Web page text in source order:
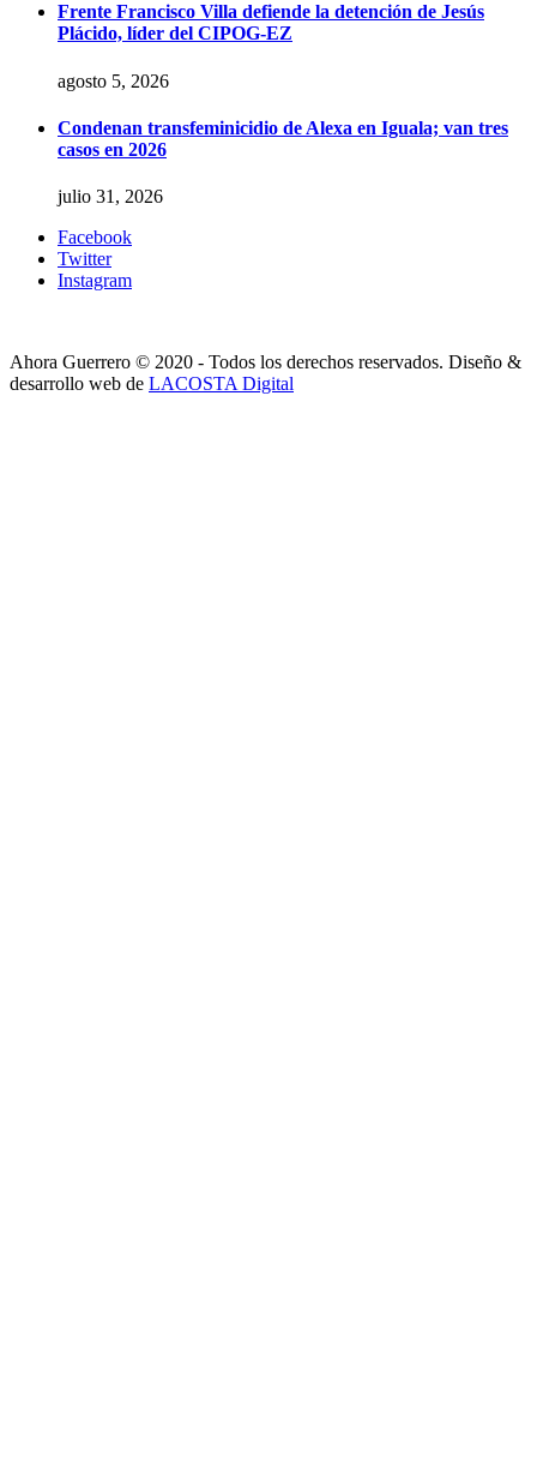
Frente Francisco Villa defiende la detención de Jesús
Plácido, líder del CIPOG-EZ
agosto 5, 2026
Condenan transfeminicidio de Alexa en Iguala; van tres
casos en 2026
julio 31, 2026
Facebook
Twitter
Instagram
Ahora Guerrero © 2020 - Todos los derechos reservados. Diseño &
desarrollo web de LACOSTA Digital